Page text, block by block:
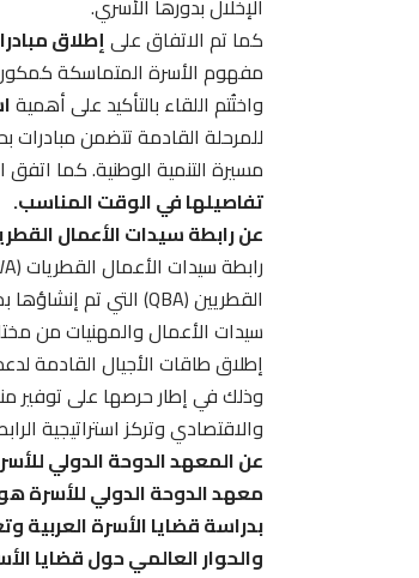
الإخلال بدورها الأسري.
كما تم الاتفاق علىإطلاق
مفهوم الأسرة المتماسكة
واختُتم اللقاء بالتأكيد على أهمية
للمرحلة القادمة تتضمن
مسيرة التنمية الوطنية. كما
تفاصيلها في الوقت المناسب.
عن رابطة سيدات الأعمال
سيدات الأعمال والمهنيات من
وذلك في إطار حرصها على توفير
والاقتصادي وتركز استراتيجية
عن المعهد الدوحة الدولي
معهد الدوحة الدولي للأسرة
بدراسة قضايا الأسرة العربية
والحوار العالمي حول قضايا